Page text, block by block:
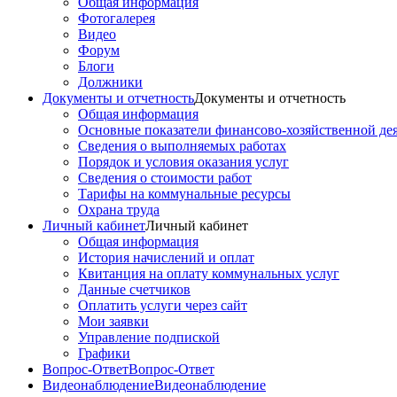
Фотогалерея
Видео
Форум
Блоги
Должники
Документы и отчетностьДокументы и отчетность
Общая информация
Основные показатели финансово-хозяйственной
Сведения о выполняемых работах
Порядок и условия оказания услуг
Сведения о стоимости работ
Тарифы на коммунальные ресурсы
Охрана труда
Личный кабинетЛичный кабинет
Общая информация
История начислений и оплат
Квитанция на оплату коммунальных услуг
Данные счетчиков
Оплатить услуги через сайт
Мои заявки
Управление подпиской
Графики
Вопрос-ОтветВопрос-Ответ
ВидеонаблюдениеВидеонаблюдение